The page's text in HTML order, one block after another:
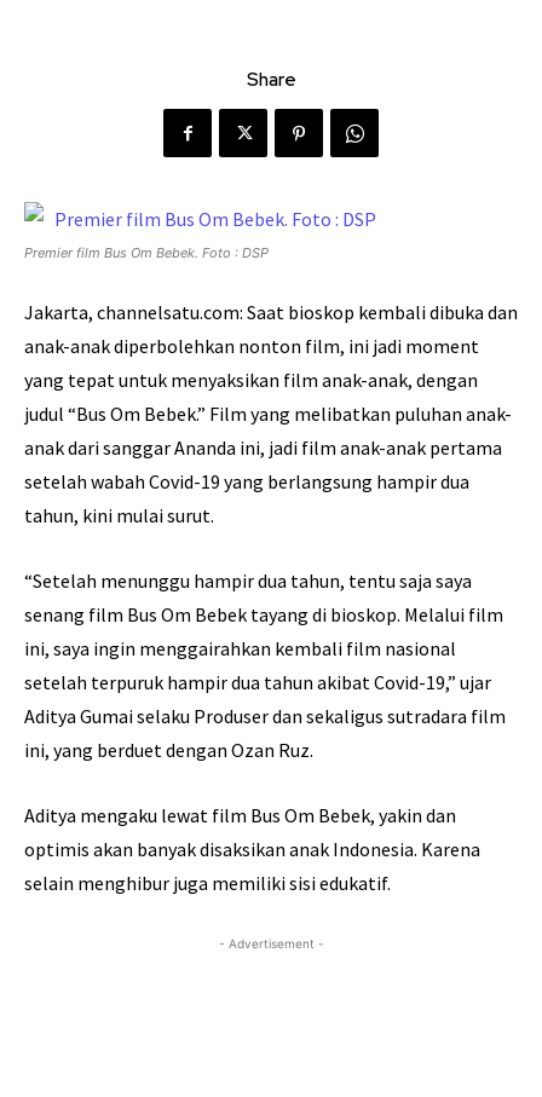
Share
Premier film Bus Om Bebek. Foto : DSP
Jakarta, channelsatu.com: Saat bioskop kembali dibuka dan
anak-anak diperbolehkan nonton film, ini jadi moment
yang tepat untuk menyaksikan film anak-anak, dengan
judul “Bus Om Bebek.” Film yang melibatkan puluhan anak-
anak dari sanggar Ananda ini, jadi film anak-anak pertama
setelah wabah Covid-19 yang berlangsung hampir dua
tahun, kini mulai surut.
“Setelah menunggu hampir dua tahun, tentu saja saya
senang film Bus Om Bebek tayang di bioskop. Melalui film
ini, saya ingin menggairahkan kembali film nasional
setelah terpuruk hampir dua tahun akibat Covid-19,” ujar
Aditya Gumai selaku Produser dan sekaligus sutradara film
ini, yang berduet dengan Ozan Ruz.
Aditya mengaku lewat film Bus Om Bebek, yakin dan
optimis akan banyak disaksikan anak Indonesia. Karena
selain menghibur juga memiliki sisi edukatif.
- Advertisement -